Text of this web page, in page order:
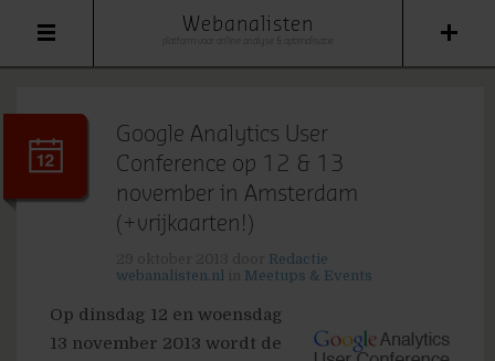
Webanalisten
Google Analytics User
Conference op 12 & 13
november in Amsterdam
(+vrijkaarten!)
Redactie
webanalisten.nl
Meetups & Events
Op dinsdag 12 en woensdag
13 november 2013 wordt de